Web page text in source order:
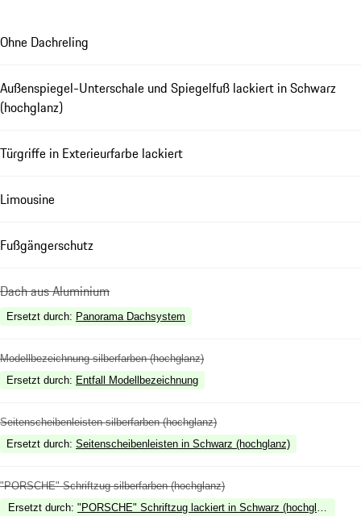
Ohne Dachreling
Außenspiegel-Unterschale und Spiegelfuß lackiert in Schwarz
(hochglanz)
Türgriffe in Exterieurfarbe lackiert
Limousine
Fußgängerschutz
Dach aus Aluminium
Ersetzt durch: Panorama Dachsystem
Modellbezeichnung silberfarben (hochglanz)
Ersetzt durch: Entfall Modellbezeichnung
Seitenscheibenleisten silberfarben (hochglanz)
Ersetzt durch: Seitenscheibenleisten in Schwarz (hochglanz)
"PORSCHE" Schriftzug silberfarben (hochglanz)
Ersetzt durch: "PORSCHE" Schriftzug lackiert in Schwarz (hochglanz)